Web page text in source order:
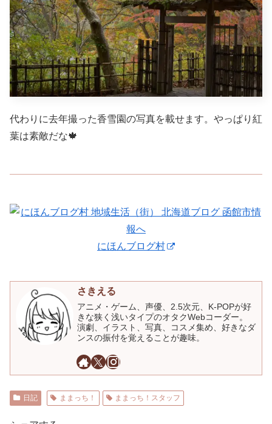
代わりに去年撮った香雪園の写真を載せます。やっぱり紅
葉は素敵だな🍁
にほんブログ村
さきえる
アニメ・ゲーム、声優、2.5次元、K-POPが好
きな狭く浅いタイプのオタクWebコーダー。
演劇、イラスト、写真、コスメ集め、好きなダ
ンスの振付を覚えることが趣味。
日記 ままっち！ ままっち！スタッフ